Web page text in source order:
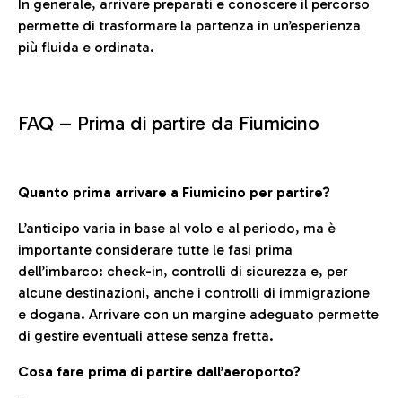
In generale, arrivare preparati e conoscere il percorso
permette di trasformare la partenza in un’esperienza
più fluida e ordinata.
FAQ – Prima di partire da Fiumicino
Quanto prima arrivare a Fiumicino per partire?
L’anticipo varia in base al volo e al periodo, ma è
importante considerare tutte le fasi prima
dell’imbarco: check-in, controlli di sicurezza e, per
alcune destinazioni, anche i controlli di immigrazione
e dogana. Arrivare con un margine adeguato permette
di gestire eventuali attese senza fretta.
Cosa fare prima di partire dall’aeroporto?